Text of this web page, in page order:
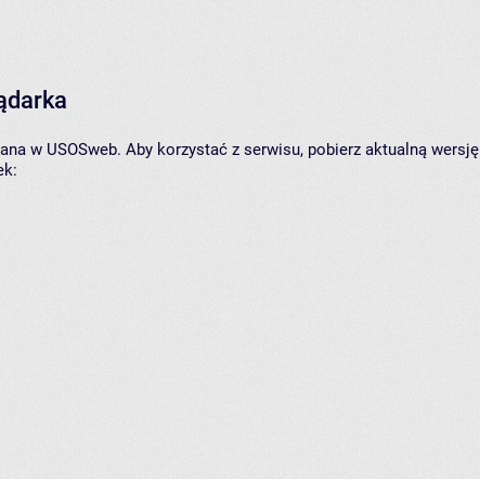
w USOSweb. Aby korzystać z serwisu, pobierz aktualną wersję